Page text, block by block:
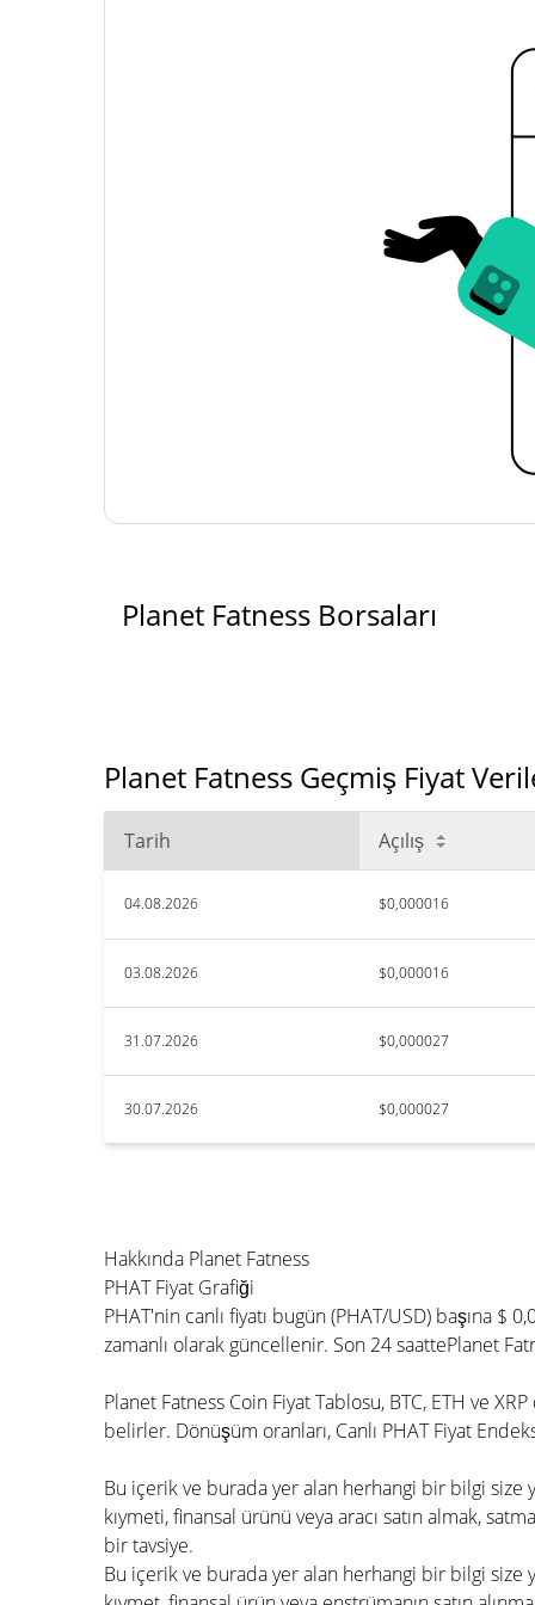
Planet Fatness Borsaları
Planet Fatness Geçmiş Fiyat
Tarih Açılış
04.08.2026 $0,000016
03.08.2026 $0,000016
31.07.2026 $0,000027
30.07.2026 $0,000027
Hakkında Planet Fatness
PHAT Fiyat Grafiği
PHAT'nin canlı fiyatı bugün (PHAT/USD) başına
zamanlı olarak güncellenir. Son 24 saattePlanet
Planet Fatness Coin Fiyat Tablosu, BTC, ETH ve
belirler. Dönüşüm oranları, Canlı PHAT Fiyat
Bu içerik ve burada yer alan herhangi bir bilgi size
kıymeti, finansal ürünü veya aracı satın almak,
bir tavsiye.
Bu içerik ve burada yer alan herhangi bir bilgi size